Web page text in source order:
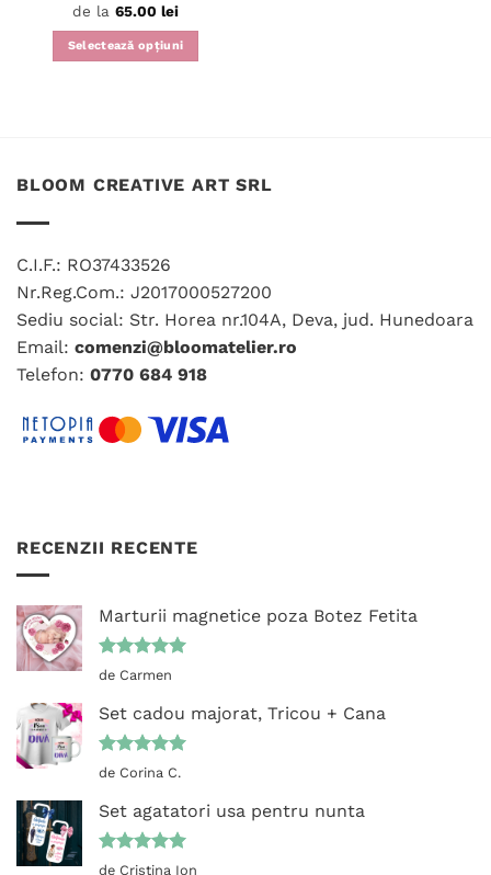
Evaluat la
5din 5
de la 65.00 lei
Selectează opțiuni
variații.
fi
în
pagina
produsului.
BLOOM CREATIVE ART SRL
C.I.F.: RO37433526
Nr.Reg.Com.: J2017000527200
Sediu social: Str. Horea nr.104A, Deva, jud. Hunedoara
Email: comenzi@bloomatelier.ro
Telefon: 0770 684 918
RECENZII RECENTE
Marturii magnetice poza Botez Fetita
Evaluat la
de Carmen
Set cadou majorat, Tricou + Cana
Evaluat la
de Corina C.
Set agatatori usa pentru nunta
Evaluat la
de Cristina Ion